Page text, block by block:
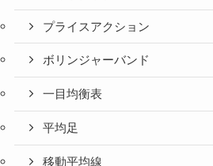
プライスアクション
ボリンジャーバンド
一目均衡表
平均足
移動平均線